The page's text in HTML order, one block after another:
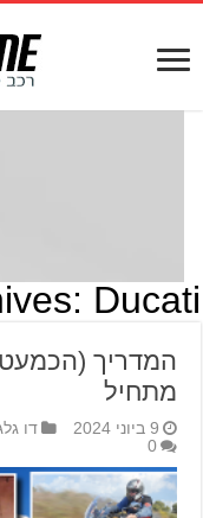
המדריך
מתחיל
9 ביוני 2024 דו גלגלי
0